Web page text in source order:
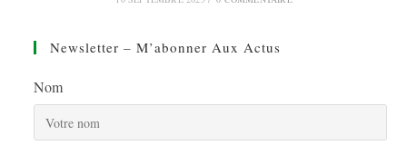
Newsletter – M’abonner Aux Actus
Nom